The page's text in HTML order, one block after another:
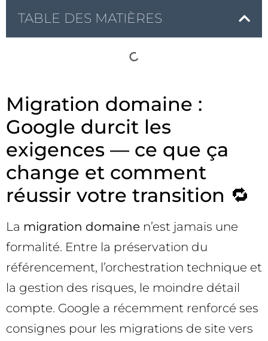
TABLE DES MATIÈRES
Migration domaine :
Google durcit les
exigences — ce que ça
change et comment
réussir votre transition 🔁
La migration domaine n’est jamais une
formalité. Entre la préservation du
référencement, l’orchestration technique et
la gestion des risques, le moindre détail
compte. Google a récemment renforcé ses
consignes pour les migrations de site vers